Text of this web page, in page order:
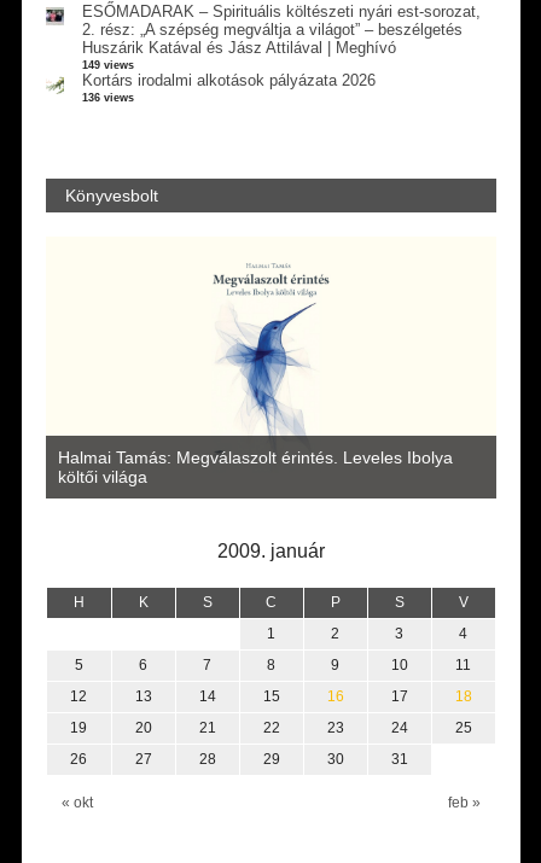
ESŐMADARAK – Spirituális költészeti nyári est-sorozat,
2. rész: „A szépség megváltja a világot” – beszélgetés
Huszárik Katával és Jász Attilával | Meghívó
149 views
Kortárs irodalmi alkotások pályázata 2026
136 views
Könyvesbolt
Halmai Tamás: Megválaszolt érintés. Leveles Ibolya
költői világa
2009. január
H K S C P S V
« okt feb »
1 2 3
4
5
6 7 8 9 10
11
12
13 14 15 16 17
18
19
20 21 22 23 24
25
26
27 28 29 30 31